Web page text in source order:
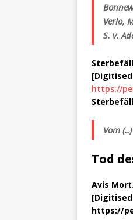
Verlo,
S. v.
https://
Vom
Tod
Avis
https://